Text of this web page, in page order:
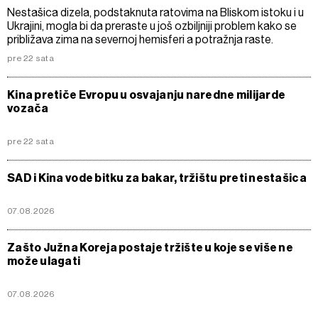
Nestašica dizela, podstaknuta ratovima na Bliskom istoku i u
Ukrajini, mogla bi da preraste u još ozbiljniji problem kako se
približava zima na severnoj hemisferi a potražnja raste.
pre 22 sata
Kina pretiče Evropu u osvajanju naredne milijarde
vozača
pre 22 sata
SAD i Kina vode bitku za bakar, tržištu preti nestašica
07.08.2026
Zašto Južna Koreja postaje tržište u koje se više ne
može ulagati
07.08.2026